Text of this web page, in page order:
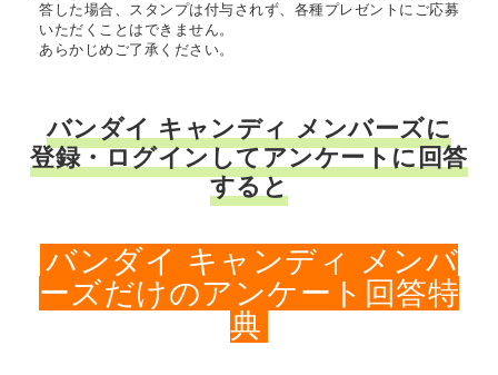
答した場合、スタンプは付与されず、各種プレゼントにご応募
いただくことはできません。
あらかじめご了承ください。
バンダイ キャンディ メンバーズに
登録・ログインしてアンケートに回答
すると
バンダイ キャンディ メンバ
ーズだけのアンケート回答特
典